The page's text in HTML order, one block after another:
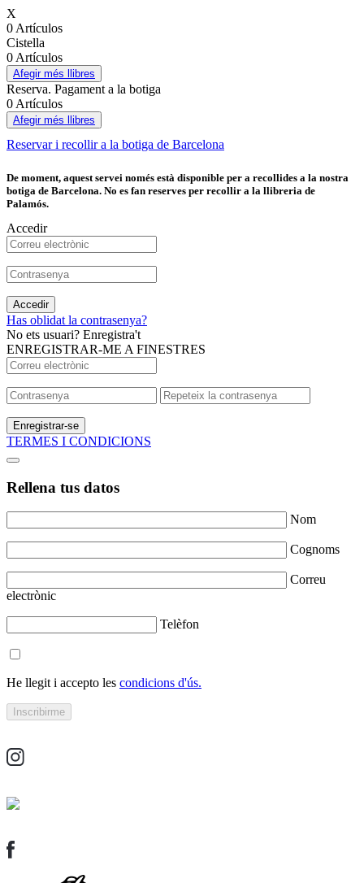
X
0 Artículos
Cistella
0 Artículos
Afegir més llibres
Reserva. Pagament a la botiga
0 Artículos
Afegir més llibres
Reservar i recollir a la botiga de Barcelona
De moment, aquest servei només està disponible per a recollides a la nostra
botiga de Barcelona. No es fan reserves per recollir a la llibreria de
Palamós.
Accedir
Accedir
Has oblidat la contrasenya?
No ets usuari? Enregistra't
ENREGISTRAR-ME A FINESTRES
Enregistrar-se
TERMES I CONDICIONS
Rellena tus datos
Nom
Cognoms
Correu
electrònic
Telèfon
He llegit i accepto les condicions d'ús.